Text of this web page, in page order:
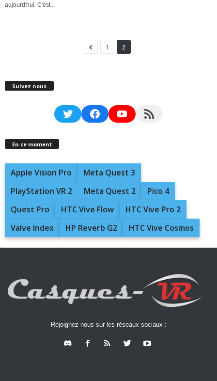
aujourd'hui. C'est...
1 2
Suivez nous
TwitterFacebookYouTubeRSS Feed
En ce moment
Apple Vision Pro
Meta Quest 3
PlayStation VR 2
Meta Quest 2
Pico 4
Quest Pro
HTC Vive Flow
HTC Vive Pro 2
Valve Index
HP Reverb G2 HTC Vive Cosmos
Rejoignez-nous sur les réseaux sociaux :